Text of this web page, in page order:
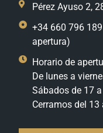
Pérez Ayuso 2,
+34 660 796
apertura)
Horario de
De lunes a
Sábados de 17
Cerramos del